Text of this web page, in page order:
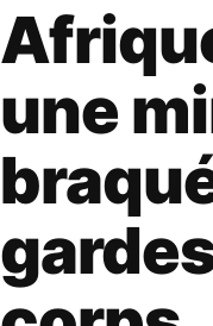
une